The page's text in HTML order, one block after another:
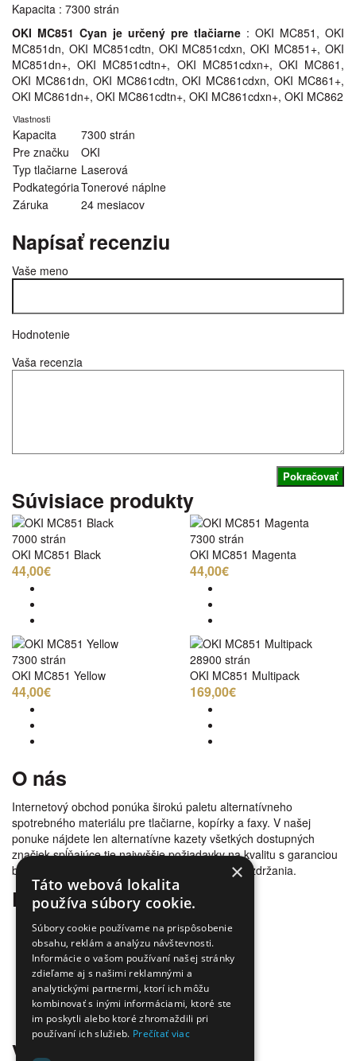
Kapacita : 7300 strán
OKI MC851 Cyan je určený pre tlačiarne : OKI MC851, OKI
MC851dn, OKI MC851cdtn, OKI MC851cdxn, OKI MC851+, OKI
MC851dn+, OKI MC851cdtn+, OKI MC851cdxn+, OKI MC861,
OKI MC861dn, OKI MC861cdtn, OKI MC861cdxn, OKI MC861+,
OKI MC861dn+, OKI MC861cdtn+, OKI MC861cdxn+, OKI MC862
Vlastnosti
Kapacita
7300 strán
Pre značku
OKI
Typ tlačiarne Laserová
PodkategóriaTonerové náplne
Záruka
24 mesiacov
Napísať recenziu
Vaše meno
Hodnotenie
Vaša recenzia
Pokračovať
Súvisiace produkty
7000 strán
OKI MC851 Black
44,00€
7300 strán
OKI MC851 Magenta
44,00€
7300 strán
OKI MC851 Yellow
44,00€
28900 strán
OKI MC851 Multipack
169,00€
O nás
Internetový obchod ponúka širokú paletu alternatívneho
spotrebného materiálu pre tlačiarne, kopírky a faxy. V našej
ponuke nájdete len alternatívne kazety všetkých dostupných
značiek spĺňajúce tie najvyššie požiadavky na kvalitu s garanciou
bezproblémovosti tlače. Tovar doručujeme bez zdržania.
Prečo nakúpiť u nás
Úspora nákladov
Overená kvalita
Doprava zadarmo
Tovar skladom
Ekologická likvidácia tonerov
Množstvo spôsobov platby a dopravy
Ekológia
Všetko o nákupe
×
Táto webová lokalita
používa súbory cookie.
Súbory cookie používame na prispôsobenie
obsahu, reklám a analýzu návštevnosti.
Informácie o vašom používaní našej stránky
zdieľame aj s našimi reklamnými a
analytickými partnermi, ktorí ich môžu
kombinovať s inými informáciami, ktoré ste
im poskytli alebo ktoré zhromaždili pri
používaní ich služieb. Prečítať viac